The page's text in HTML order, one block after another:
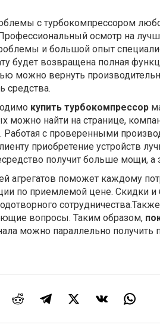
с турбокомпрессором
осмотр на
и большой опыт
будет возвращена полная
можно вернуть
средства.
купить турбокомпрессор
можно найти на странице,
с проверенными
приобретение устройств
получит больше мощи, а
агрегатов поможет каждому
по приемлемой цене. Скидки
вопросы. Таким образом,
можно параллельно получить